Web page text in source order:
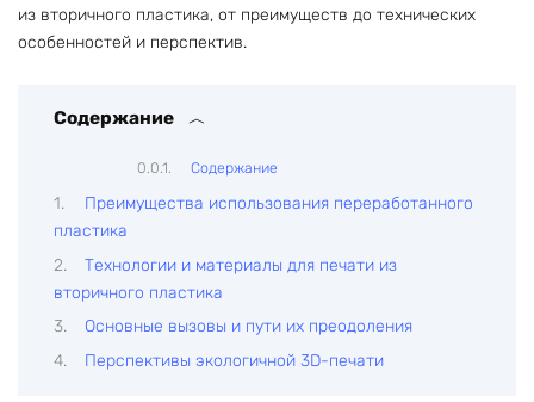
из вторичного пластика, от преимуществ до технических
особенностей и перспектив.
Содержание
Содержание
Преимущества использования переработанного
пластика
Технологии и материалы для печати из
вторичного пластика
Основные вызовы и пути их преодоления
Перспективы экологичной 3D-печати